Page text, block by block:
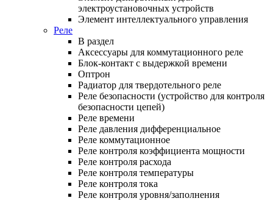
электроустановочных устройств
Элемент интеллектуального управления
Реле
В раздел
Аксессуары для коммутационного реле
Блок-контакт с выдержкой времени
Оптрон
Радиатор для твердотельного реле
Реле безопасности (устройство для контроля
безопасности цепей)
Реле времени
Реле давления дифференциальное
Реле коммутационное
Реле контроля коэффициента мощности
Реле контроля расхода
Реле контроля температуры
Реле контроля тока
Реле контроля уровня/заполнения